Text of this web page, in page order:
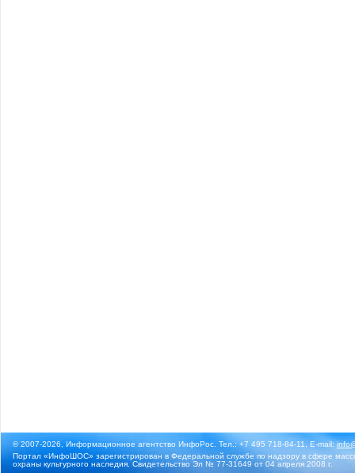
© 2007-2026, Информационное агентство ИнфоРос. Тел.: +7 495 718-84-11, E-mail:
Портал «ИнфоШОС» зарегистрирован в Федеральной службе по надзору в сфере
охраны культурного наследия. Свидетельство Эл № 77-31649 от 04 апреля 2008 г.